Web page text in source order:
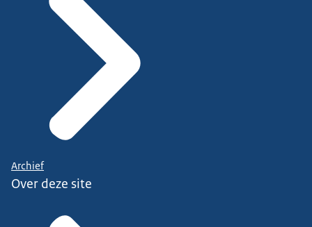
Archief
Over deze site